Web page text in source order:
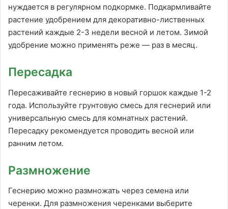
нуждается в регулярном подкормке. Подкармливайте
растение удобрением для декоративно-лиственных
растений каждые 2-3 недели весной и летом. Зимой
удобрение можно применять реже — раз в месяц.
Пересадка
Пересаживайте геснерию в новый горшок каждые 1-2
года. Используйте грунтовую смесь для геснерий или
универсальную смесь для комнатных растений.
Пересадку рекомендуется проводить весной или
ранним летом.
Размножение
Геснерию можно размножать через семена или
черенки. Для размножения черенками выберите